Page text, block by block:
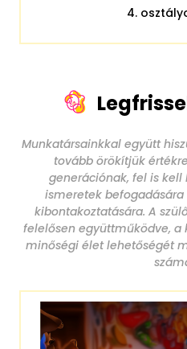
4.
Munkatársainkkal együtt
tovább örökítjük
generációnak, fel is
ismeretek
kibontakoztatására. A
felelősen együttműködve, a
minőségi élet lehetőségét